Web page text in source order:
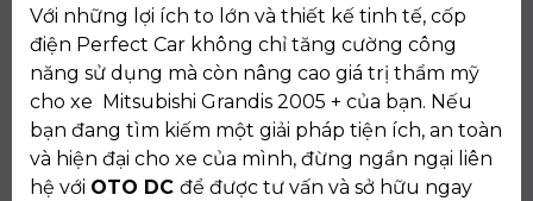
Với những lợi ích to lớn và thiết kế tinh tế, cốp
điện Perfect Car không chỉ tăng cường công
năng sử dụng mà còn nâng cao giá trị thẩm mỹ
cho xe Mitsubishi Grandis 2005 + của bạn. Nếu
bạn đang tìm kiếm một giải pháp tiện ích, an toàn
và hiện đại cho xe của mình, đừng ngần ngại liên
hệ với OTO DC để được tư vấn và sở hữu ngay